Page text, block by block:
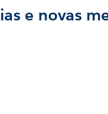
e novas